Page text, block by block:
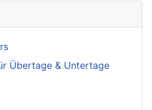
Übertage & Untertage